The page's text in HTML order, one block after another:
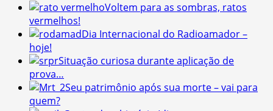
Voltem para as sombras, ratos
vermelhos!
Dia Internacional do Radioamador –
hoje!
Situação curiosa durante aplicação de
prova…
Seu patrimônio após sua morte – vai para
quem?